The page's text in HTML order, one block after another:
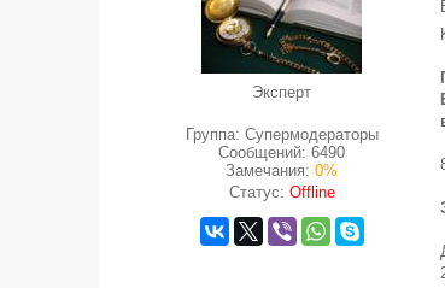
Эксперт
Группа: Супермодераторы
Сообщений: 6490
Замечания: 0%
Статус: Offline